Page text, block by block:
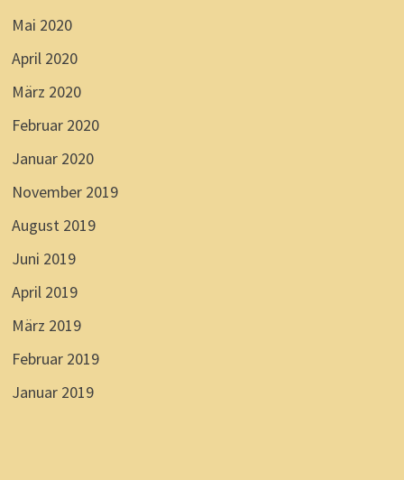
Mai 2020
April 2020
März 2020
Februar 2020
Januar 2020
November 2019
August 2019
Juni 2019
April 2019
März 2019
Februar 2019
Januar 2019